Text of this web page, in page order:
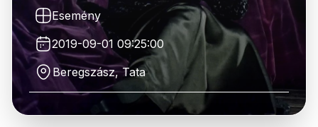
Esemény
2019-09-01 09:25:00
Beregszász, Tata